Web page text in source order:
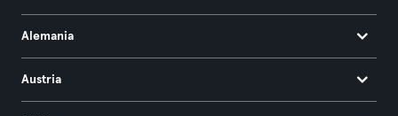
Alemania
Austria